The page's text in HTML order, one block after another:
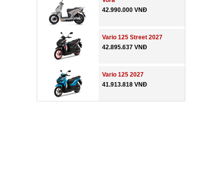
42.990.000 VNĐ
Vario 125 Street 2027
42.895.637 VNĐ
Vario 125 2027
41.913.818 VNĐ